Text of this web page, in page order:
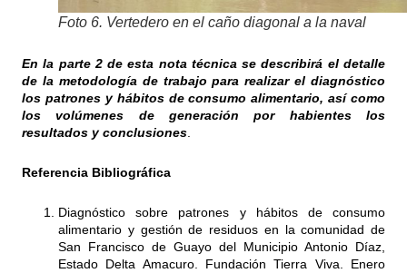
Foto 6. Vertedero en el caño diagonal a la naval
En la parte 2 de esta nota técnica se describirá el detalle
de la metodología de trabajo para realizar el diagnóstico
los patrones y hábitos de consumo alimentario, así como
los volúmenes de generación por habientes los
resultados y conclusiones.
Referencia Bibliográfica
Diagnóstico sobre patrones y hábitos de consumo
alimentario y gestión de residuos en la comunidad de
San Francisco de Guayo del Municipio Antonio Díaz,
Estado Delta Amacuro. Fundación Tierra Viva. Enero